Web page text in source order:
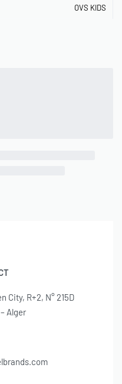
OVS KIDS
City, R+2, N° 215D
Alger